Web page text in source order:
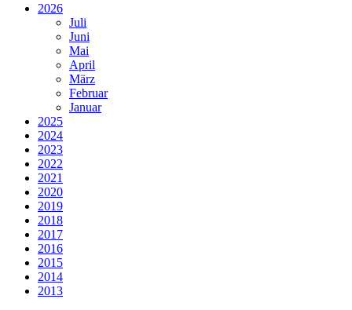
2026
Juli
Juni
Mai
April
März
Februar
Januar
2025
2024
2023
2022
2021
2020
2019
2018
2017
2016
2015
2014
2013